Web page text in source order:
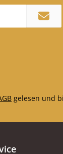
gelesen und